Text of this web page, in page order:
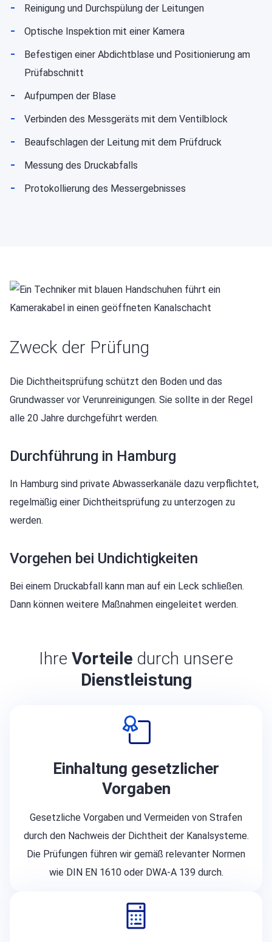
Reinigung und Durchspülung der Leitungen
Optische Inspektion mit einer Kamera
Befestigen einer Abdichtblase und Positionierung am
Prüfabschnitt
Aufpumpen der Blase
Verbinden des Messgeräts mit dem Ventilblock
Beaufschlagen der Leitung mit dem Prüfdruck
Messung des Druckabfalls
Protokollierung des Messergebnisses
Zweck der Prüfung
Die Dichtheitsprüfung schützt den Boden und das
Grundwasser vor Verunreinigungen. Sie sollte in der Regel
alle 20 Jahre durchgeführt werden.
Durchführung in Hamburg
In Hamburg sind private Abwasserkanäle dazu verpflichtet,
regelmäßig einer Dichtheitsprüfung zu unterzogen zu
werden.
Vorgehen bei Undichtigkeiten
Bei einem Druckabfall kann man auf ein Leck schließen.
Dann können weitere Maßnahmen eingeleitet werden.
Ihre Vorteile durch unsere
Dienstleistung
Einhaltung gesetzlicher
Vorgaben
Gesetzliche Vorgaben und Vermeiden von Strafen
durch den Nachweis der Dichtheit der Kanalsysteme.
Die Prüfungen führen wir gemäß relevanter Normen
wie DIN EN 1610 oder DWA-A 139 durch.